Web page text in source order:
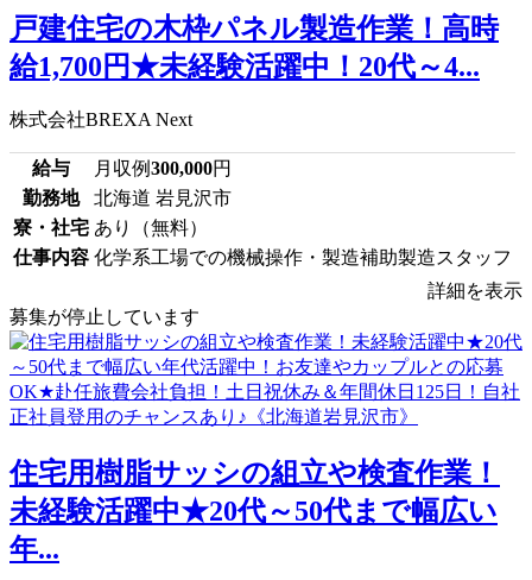
戸建住宅の木枠パネル製造作業！高時
給1,700円★未経験活躍中！20代～4...
株式会社BREXA Next
給与 月収例300,000円
勤務地
北海道 岩見沢市
寮・社宅 あり（無料）
仕事内容 化学系工場での機械操作・製造補助製造スタッフ
詳細を表示
募集が停止しています
住宅用樹脂サッシの組立や検査作業！
未経験活躍中★20代～50代まで幅広い
年...